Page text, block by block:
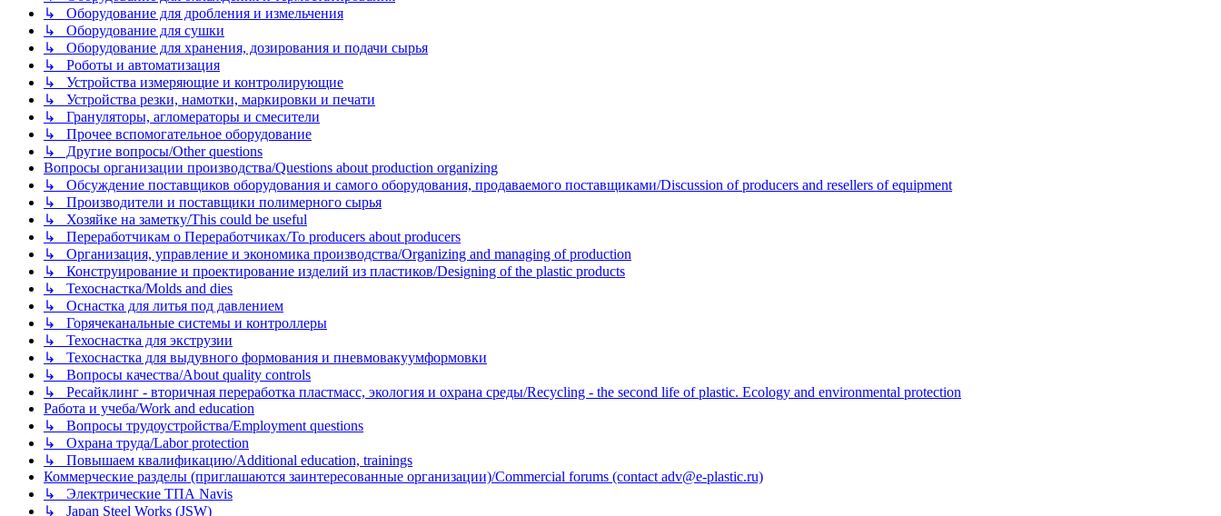
↳ Оборудование для дробления и измельчения
↳ Оборудование для сушки
↳ Оборудование для хранения, дозирования и подачи сырья
↳ Роботы и автоматизация
↳ Устройства измеряющие и контролирующие
↳ Устройства резки, намотки, маркировки и печати
↳ Грануляторы, агломераторы и смесители
↳ Прочее вспомогательное оборудование
↳ Другие вопросы/Other questions
Вопросы организации производства/Questions about production organizing
↳ Обсуждение поставщиков оборудования и самого оборудования, продаваемого поставщиками/Discussion of producers and resellers of equipment
↳ Производители и поставщики полимерного сырья
↳ Хозяйке на заметку/This could be useful
↳ Переработчикам о Переработчиках/To producers about producers
↳ Организация, управление и экономика производства/Organizing and managing of production
↳ Конструирование и проектирование изделий из пластиков/Designing of the plastic products
↳ Техоснастка/Molds and dies
↳ Оснастка для литья под давлением
↳ Горячеканальные системы и контроллеры
↳ Техоснастка для экструзии
↳ Техоснастка для выдувного формования и пневмовакуумформовки
↳ Вопросы качества/About quality controls
↳ Ресайклинг - вторичная переработка пластмасс, экология и охрана среды/Recycling - the second life of plastic. Ecology and environmental protection
Работа и учеба/Work and education
↳ Вопросы трудоустройства/Employment questions
↳ Охрана труда/Labor protection
↳ Повышаем квалификацию/Additional education, trainings
Коммерческие разделы (приглашаются заинтересованные организации)/Commercial forums (contact adv@e-plastic.ru)
↳ Электрические ТПА Navis
↳ Japan Steel Works (JSW)